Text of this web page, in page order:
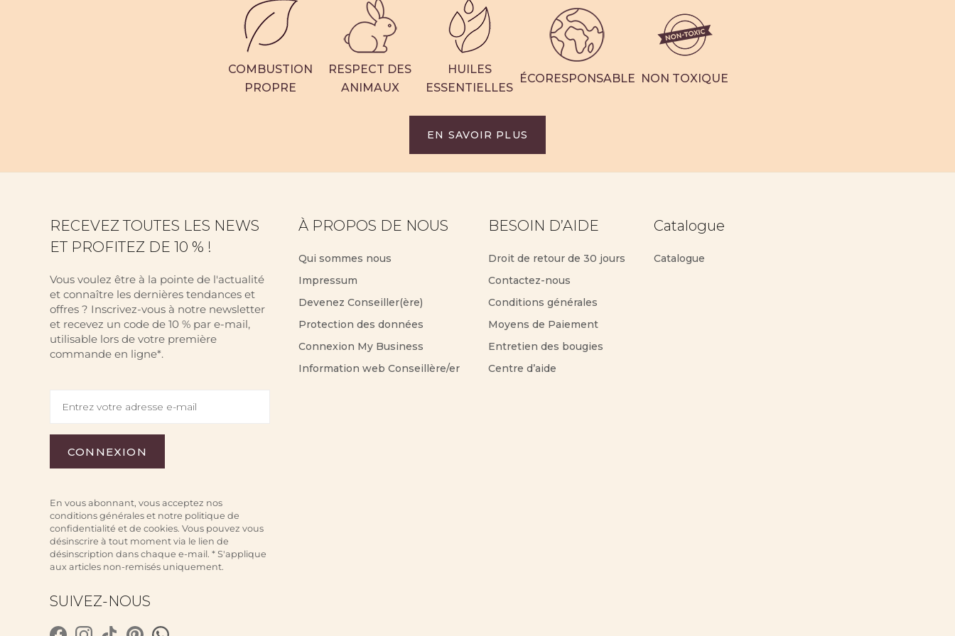
COMBUSTION
PROPRE
RESPECT DES
ANIMAUX
HUILES
ESSENTIELLES
ÉCORESPONSABLE NON TOXIQUE
EN SAVOIR PLUS
RECEVEZ TOUTES LES NEWS
ET PROFITEZ DE 10 % !
Vous voulez être à la pointe de l'actualité
et connaître les dernières tendances et
offres ? Inscrivez-vous à notre newsletter
et recevez un code de 10 % par e-mail,
utilisable lors de votre première
commande en ligne*.
En vous abonnant, vous acceptez nos
conditions générales et notre politique de
confidentialité et de cookies. Vous pouvez vous
désinscrire à tout moment via le lien de
désinscription dans chaque e-mail. * S'applique
aux articles non-remisés uniquement.
SUIVEZ-NOUS
À PROPOS DE NOUS
Qui sommes nous
Impressum
Devenez Conseiller(ère)
Protection des données
Connexion My Business
Information web Conseillère/er
BESOIN D’AIDE
Droit de retour de 30 jours
Contactez-nous
Conditions générales
Moyens de Paiement
Entretien des bougies
Centre d’aide
Catalogue
Catalogue